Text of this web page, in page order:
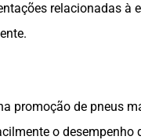
relacionadas à
promoção de pneus
o desempenho